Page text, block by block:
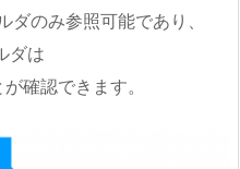
のみ参照可能であり、
ダは
確認できます。